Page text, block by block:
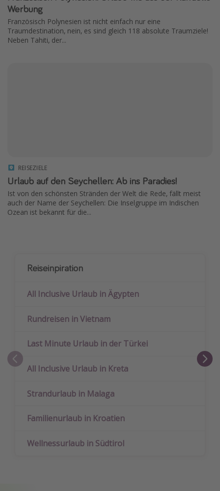
Werbung
Französisch Polynesien ist nicht einfach nur eine
Traumdestination, nein, es sind gleich 118 absolute Traumziele!
Neben Tahiti, der...
REISEZIELE
Urlaub auf den Seychellen: Ab ins Paradies!
Ist von den schönsten Stränden der Welt die Rede, fällt meist
auch der Name der Seychellen: Die Inselgruppe im Indischen
Ozean ist bekannt für die...
Reiseinpiration
All Inclusive Urlaub in Ägypten
Rundreisen in Vietnam
Last Minute Urlaub in der Türkei
All Inclusive Urlaub in Kreta
Strandurlaub in Malaga
Familienurlaub in Kroatien
Wellnessurlaub in Südtirol